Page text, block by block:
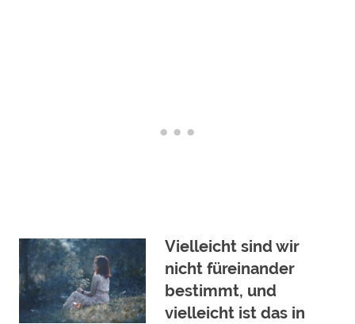
Vielleicht sind wir
nicht füreinander
bestimmt, und
vielleicht ist das in